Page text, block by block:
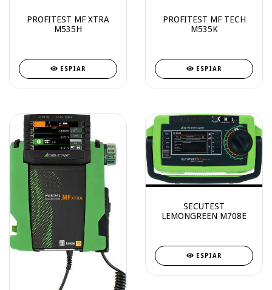
PROFITEST MF XTRA
M535H
ESPIAR
PROFITEST MF TECH
M535K
ESPIAR
SECUTEST
LEMONGREEN M708E
ESPIAR